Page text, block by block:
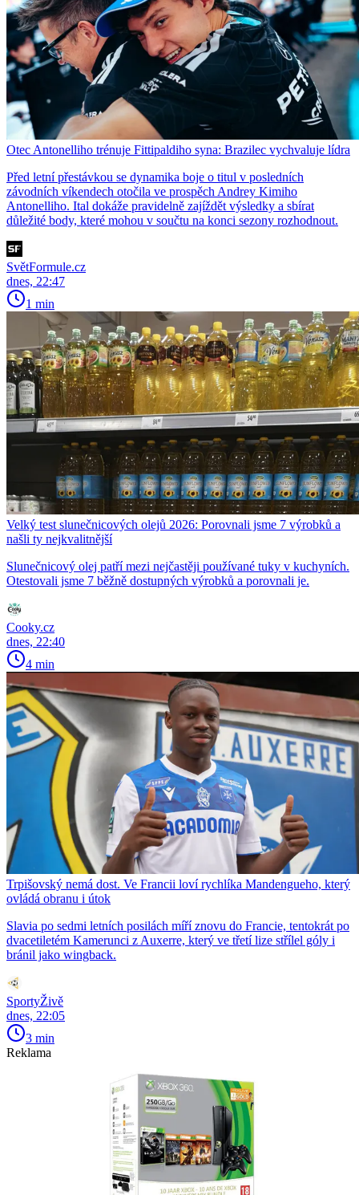
Otec Antonelliho trénuje Fittipaldiho syna: Brazilec vychvaluje lídra
Před letní přestávkou se dynamika boje o titul v posledních
závodních víkendech otočila ve prospěch Andrey Kimiho
Antonelliho. Ital dokáže pravidelně zajíždět výsledky a sbírat
důležité body, které mohou v součtu na konci sezony rozhodnout.
SvětFormule.cz
dnes, 22:47
1 min
Velký test slunečnicových olejů 2026: Porovnali jsme 7 výrobků a
našli ty nejkvalitnější
Slunečnicový olej patří mezi nejčastěji používané tuky v kuchyních.
Otestovali jsme 7 běžně dostupných výrobků a porovnali je.
Cooky.cz
dnes, 22:40
4 min
Trpišovský nemá dost. Ve Francii loví rychlíka Mandengueho, který
ovládá obranu i útok
Slavia po sedmi letních posilách míří znovu do Francie, tentokrát po
dvacetiletém Kamerunci z Auxerre, který ve třetí lize střílel góly i
bránil jako wingback.
SportyŽivě
dnes, 22:05
3 min
Reklama